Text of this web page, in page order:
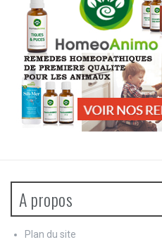
A propos
Plan du site